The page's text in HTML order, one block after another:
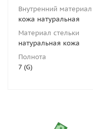
Внутренний материал
кожа натуральная
Материал стельки
натуральная кожа
Полнота
7 (G)